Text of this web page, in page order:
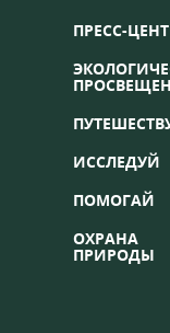
ПРЕСС-
ИССЛЕДУЙ
ПОМОГАЙ
ОХРАНА
ПРИРОДЫ